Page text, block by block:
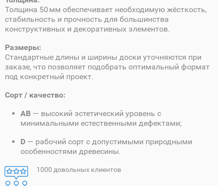
Толщина 50 мм обеспечивает необходимую жёсткость,
стабильность и прочность для большинства
конструктивных и декоративных элементов.
Размеры:
Стандартные длины и ширины доски уточняются при
заказе, что позволяет подобрать оптимальный формат
под конкретный проект.
Сорт / качество:
AB — высокий эстетический уровень с
минимальными естественными дефектами;
D — рабочий сорт с допустимыми природными
особенностями древесины.
1000 довольных клиентов